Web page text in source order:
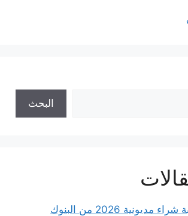
البحث
مقارنة أقل نسبة شراء مديونية 2026 من البنوك